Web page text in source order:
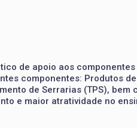
de apoio aos
componentes: Produtos
de Serrarias (TPS),
e maior atratividade no